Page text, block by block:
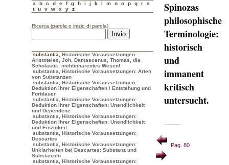
a b c d e f g h i j k l m n o p q r
s
t
u v w x y z
Ricerca (parola o inizio di parola)
substantia
Historische Voraussetzungen:
Aristoteles, Joh. Damascenus, Thomas, die
Scholastik: nichtinhärentes Wesen/
substantia, Historische Voraussetzungen: Arten
von Substanzen
substantia, Historische Voraussetzungen:
Deduktion ihrer Eigenschaften / Entstehung und
Fortdauer
substantia, Historische Voraussetzungen:
Deduktion ihrer Eigenschaften: Unendlichkeit
und Dependenz
substantia, Historische Voraussetzungen:
Deduktion ihrer Eigenschaften: Unendlichkeit
und Einzigkeit
substantia, Historische Voraussetzungen:
Descartes
substantia, Historische Voraussetzungen:
Unklarheiten bei Descartes: Substanz und
Substanzen
substantia, Historische Voraussetzungen:
Spinozas
philosophische
Terminologie:
historisch
und
immanent
kritisch
untersucht.
Pag. 80